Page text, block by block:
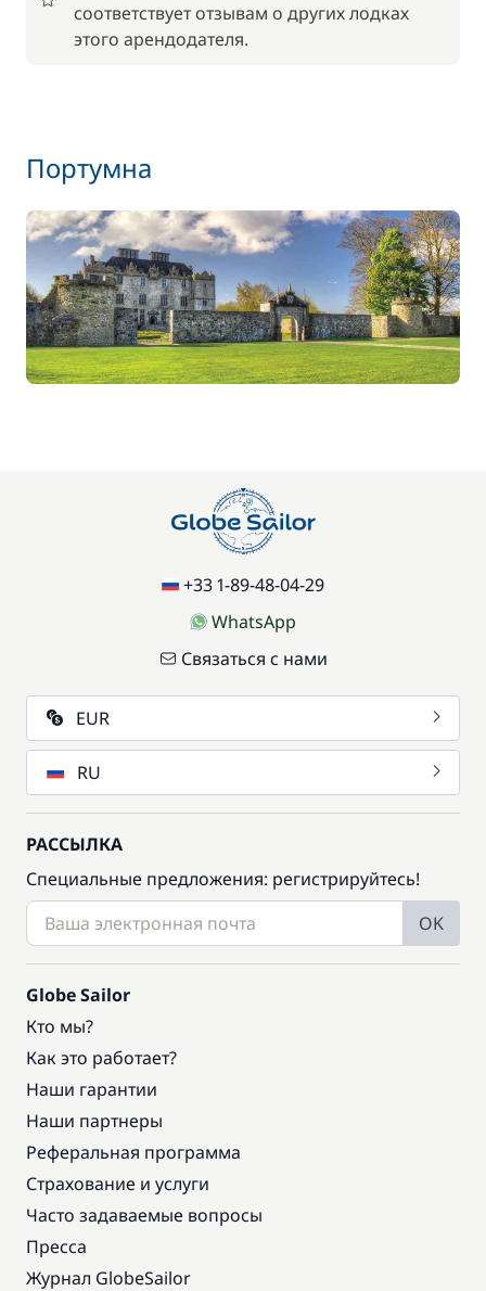
Аренда велосипедов - взрослые 59,50 €
Барбекю
Детское сиденье 17,50 €
/ неделя
Домашние животные 85,00 €
/ единицу
Экологичные средства гигиены
соответствует отзывам о других лодках
этого арендодателя.
Портумна
+33 1-89-48-04-29
WhatsApp
Связаться с нами
EUR
RU
РАССЫЛКА
Специальные предложения: регистрируйтесь!
OK
Globe Sailor
Кто мы?
Как это работает?
Наши гарантии
Наши партнеры
Реферальная программа
Страхование и услуги
Часто задаваемые вопросы
Пресса
Журнал GlobeSailor